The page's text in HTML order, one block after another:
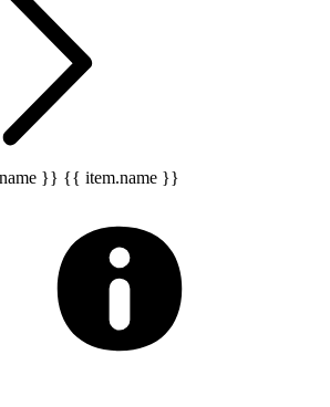
}} {{ item.name }}